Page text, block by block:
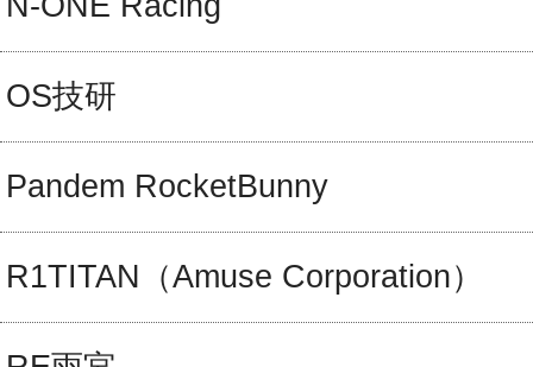
OS技研
Pandem RocketBunny
R1TITAN（Amuse Corporation）